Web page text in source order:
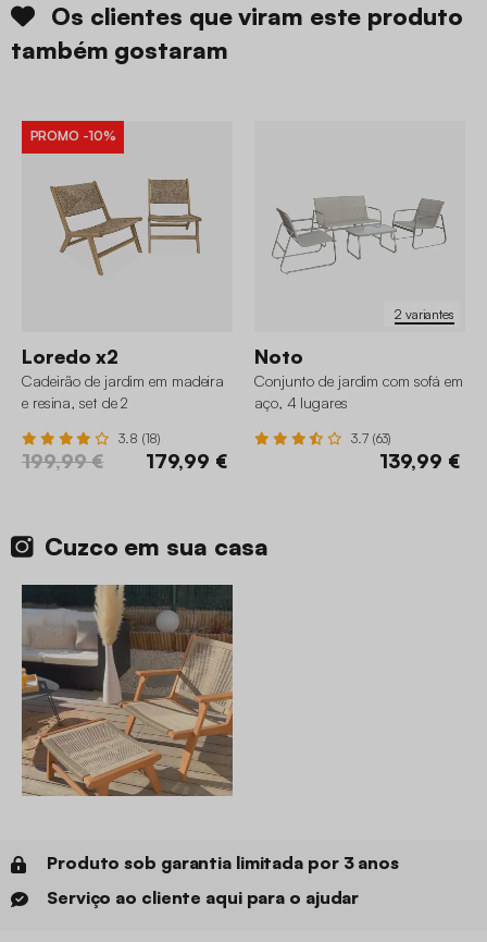
Os clientes que viram este produto
também gostaram
PROMO -10%
Loredo x2
Cadeirão de jardim em madeira
e resina, set de 2
3.8 (18)
199,99 € 179,99 €
2 variantes
Noto
Conjunto de jardim com sofá em
aço, 4 lugares
3.7 (63)
139,99 €
Cuzco em sua casa
Produto sob garantia limitada por 3 anos
Serviço ao cliente aqui para o ajudar